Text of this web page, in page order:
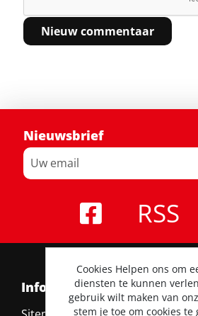
Nieuwsbrief
RSS
Informatie
Cookies Helpen ons om
diensten te kunnen
gebruik wilt maken van
stem je toe om cookies te